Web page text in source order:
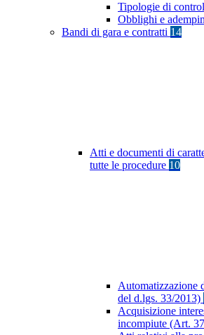
Tipologie di
Obblighi e
Bandi di gara e contratti 14
Atti e documenti di
tutte le procedure 10
Automatizzazione
del d.lgs. 33/2013)
Acquisizione
incompiute (Art.